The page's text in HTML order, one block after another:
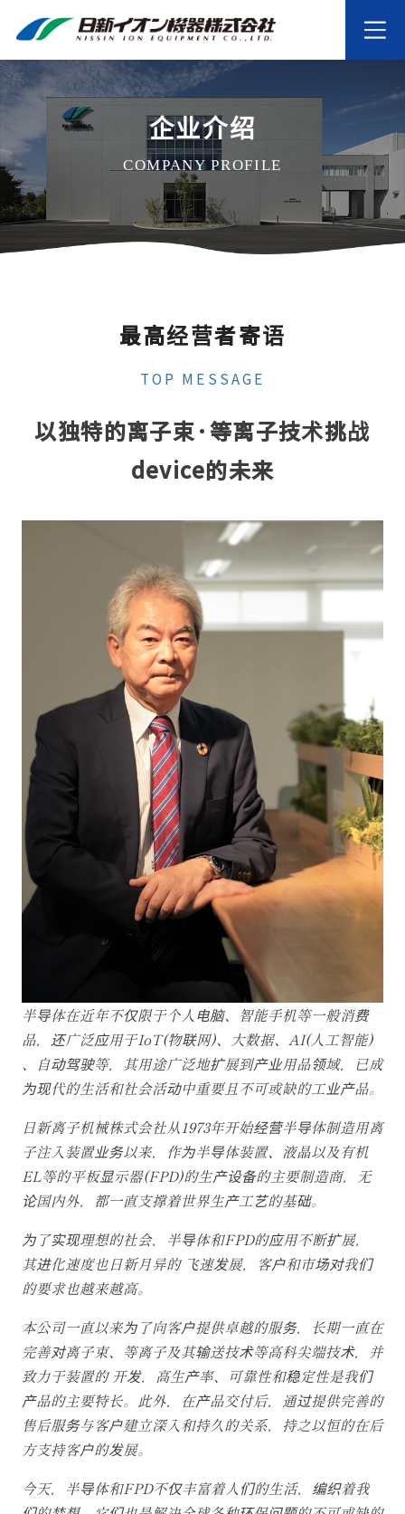
企业介绍
COMPANY PROFILE
最高经营者寄语
TOP MESSAGE
以独特的离子束·等离子技术挑战
device的未来
半导体在近年不仅限于个人电脑、智能手机等一般消费
品，还广泛应用于IoT(物联网)、大数据、AI(人工智能)
、自动驾驶等，其用途广泛地扩展到产业用品领域，已成
为现代的生活和社会活动中重要且不可或缺的工业产品。
日新离子机械株式会社从1973年开始经营半导体制造用离
子注入装置业务以来，作为半导体装置、液晶以及有机
EL等的平板显示器(FPD)的生产设备的主要制造商，无
论国内外，都一直支撑着世界生产工艺的基础。
为了实现理想的社会，半导体和FPD的应用不断扩展，
其进化速度也日新月异的 飞速发展，客户和市场对我们
的要求也越来越高。
本公司一直以来为了向客户提供卓越的服务，长期一直在
完善对离子束、等离子及其输送技术等高科尖端技术，并
致力于装置的 开发，高生产率、可靠性和稳定性是我们
产品的主要特长。此外，在产品交付后，通过提供完善的
售后服务与客户建立深入和持久的关系，持之以恒的在后
方支持客户的发展。
今天，半导体和FPD不仅丰富着人们的生活，编织着我